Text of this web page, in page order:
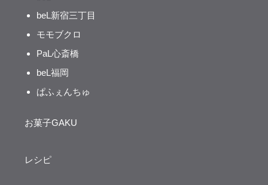
beL新宿三丁目
モモブクロ
PaL心斎橋
beL福岡
ぱふぇんちゅ
お菓子GAKU
レシピ